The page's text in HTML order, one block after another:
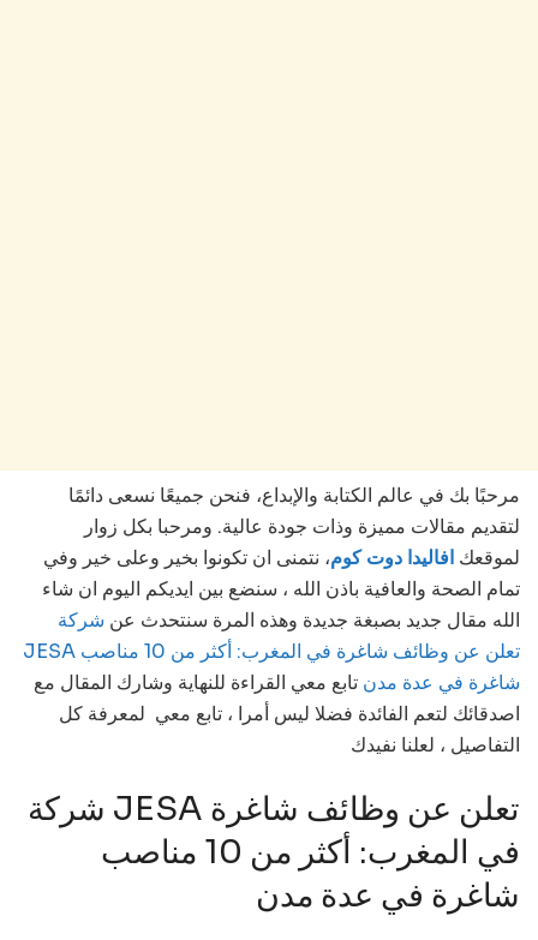
مرحبًا بك في عالم الكتابة والإبداع، فنحن جميعًا نسعى دائمًا
لتقديم مقالات مميزة وذات جودة عالية. ومرحبا بكل زوار
لموقعك افاليدا دوت كوم، نتمنى ان تكونوا بخير وعلى خير وفي
تمام الصحة والعافية باذن الله ، سنضع بين ايديكم اليوم ان شاء
الله مقال جديد بصبغة جديدة وهذه المرة سنتحدث عن شركة
JESA تعلن عن وظائف شاغرة في المغرب: أكثر من 10 مناصب
شاغرة في عدة مدن تابع معي القراءة للنهاية وشارك المقال مع
اصدقائك لتعم الفائدة فضلا ليس أمرا ، تابع معي لمعرفة كل
التفاصيل ، لعلنا نفيدك
شركة JESA تعلن عن وظائف شاغرة
في المغرب: أكثر من 10 مناصب
شاغرة في عدة مدن